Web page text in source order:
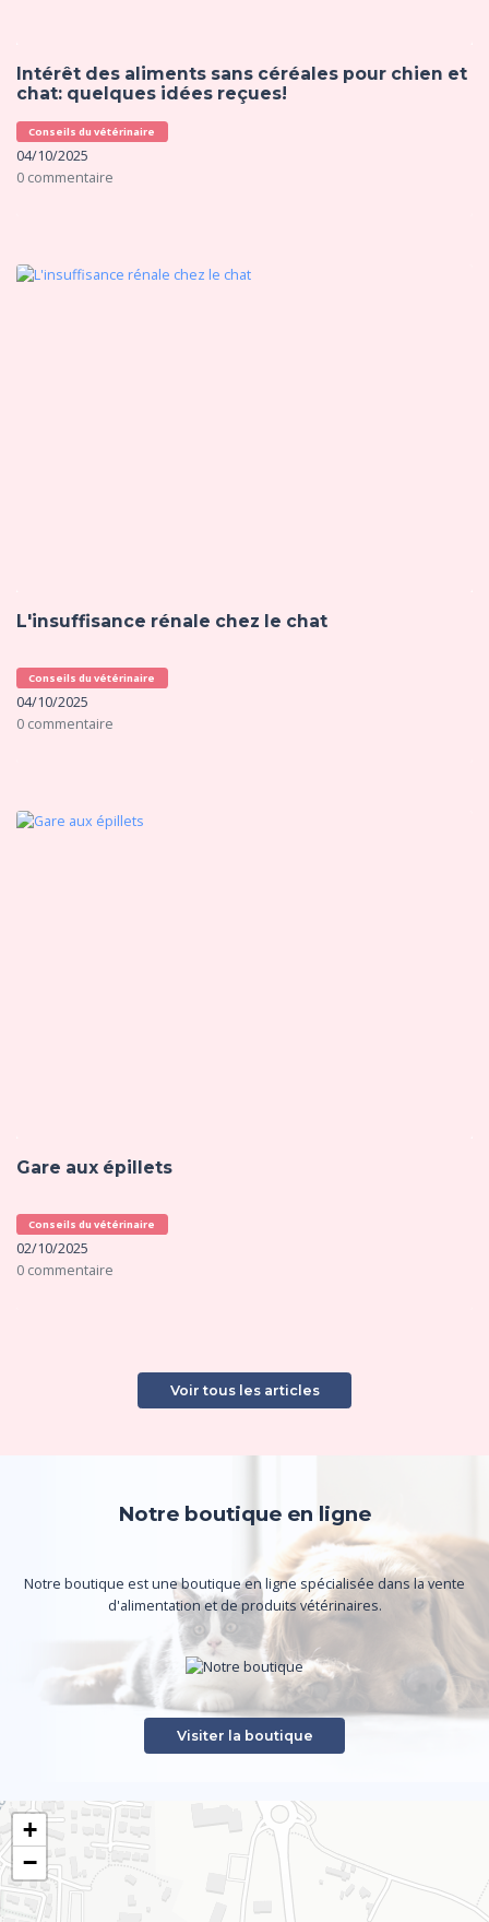
Intérêt des aliments sans céréales pour chien et
chat: quelques idées reçues!
Conseils du vétérinaire
04/10/2025
0 commentaire
L'insuffisance rénale chez le chat
Conseils du vétérinaire
04/10/2025
0 commentaire
Gare aux épillets
Conseils du vétérinaire
02/10/2025
0 commentaire
Voir tous les articles
Notre boutique en ligne
Notre boutique est une boutique en ligne spécialisée dans la vente
d'alimentation et de produits vétérinaires.
Visiter la boutique
+
−